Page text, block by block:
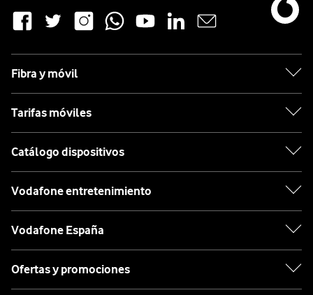
Fibra y móvil
Tarifas móviles
Catálogo dispositivos
Vodafone entretenimiento
Vodafone España
Ofertas y promociones